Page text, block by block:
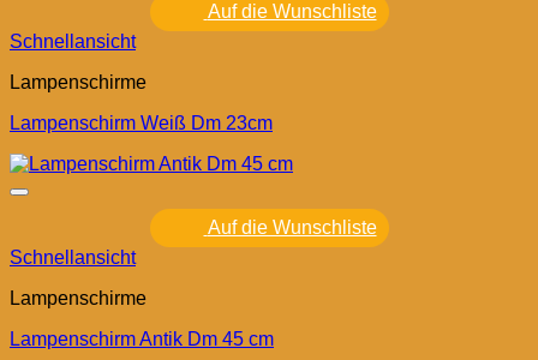
Auf die Wunschliste
Schnellansicht
Lampenschirme
Lampenschirm Weiß Dm 23cm
Auf die Wunschliste
Schnellansicht
Lampenschirme
Lampenschirm Antik Dm 45 cm